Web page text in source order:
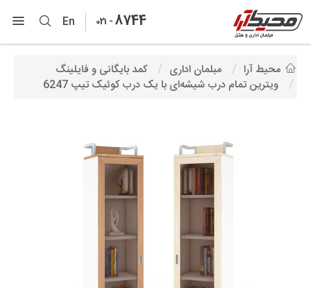
En 021 -8744
محیط آرا مبلمان اداری
کمد بایگانی و فایلینگ
ویترین تمام درب شیشه‌ای با یک درب کوئیک تیپ 6247